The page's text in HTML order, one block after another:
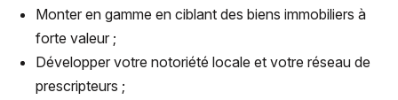
Monter en gamme en ciblant des biens immobiliers à
forte valeur ;
Développer votre notoriété locale et votre réseau de
prescripteurs ;